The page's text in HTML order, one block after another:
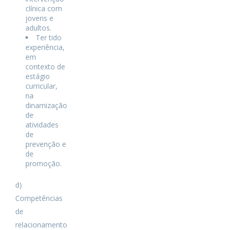
clínica com
jovens e
adultos.
Ter tido
experiência,
em
contexto de
estágio
curricular,
na
dinamização
de
atividades
de
prevenção e
de
promoção.
d)
Competências
de
relacionamento